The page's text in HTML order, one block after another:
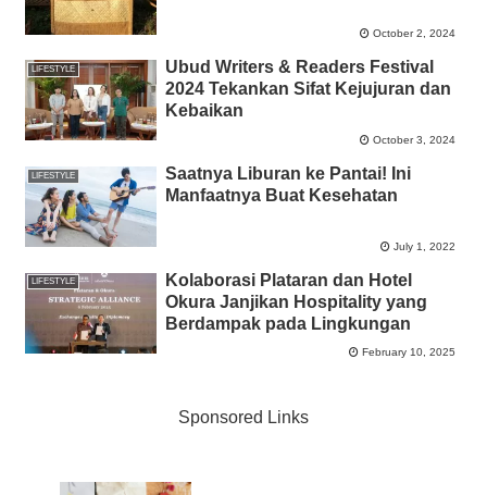
October 2, 2024
LIFESTYLE
Ubud Writers & Readers Festival
2024 Tekankan Sifat Kejujuran dan
Kebaikan
October 3, 2024
LIFESTYLE
Saatnya Liburan ke Pantai! Ini
Manfaatnya Buat Kesehatan
July 1, 2022
LIFESTYLE
Kolaborasi Plataran dan Hotel
Okura Janjikan Hospitality yang
Berdampak pada Lingkungan
February 10, 2025
Sponsored Links